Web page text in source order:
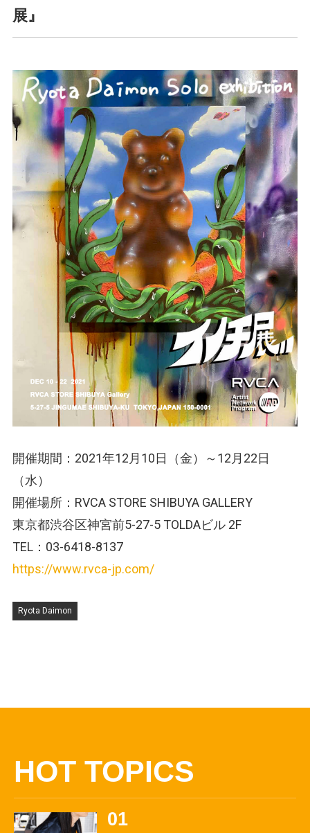
展』
開催期間：2021年12月10日（金）～12月22日
（水）
開催場所：RVCA STORE SHIBUYA GALLERY
東京都渋谷区神宮前5-27-5 TOLDAビル 2F
TEL：03-6418-8137
https://www.rvca-jp.com/
Ryota Daimon
HOT TOPICS